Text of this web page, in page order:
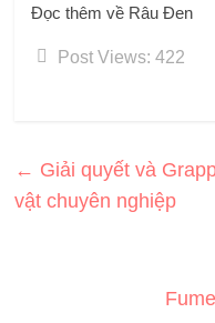
Đọc thêm về Râu Đen
Post Views: 422
← Giải quyết và
vật chuyên nghiệp